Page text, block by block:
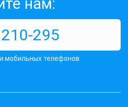
нам:
295
мобильных телефонов